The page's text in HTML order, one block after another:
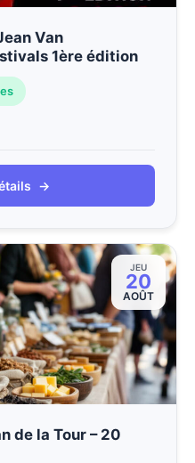
Van
1ère édition
→
JEU
20
AOÛT
de la Tour – 20